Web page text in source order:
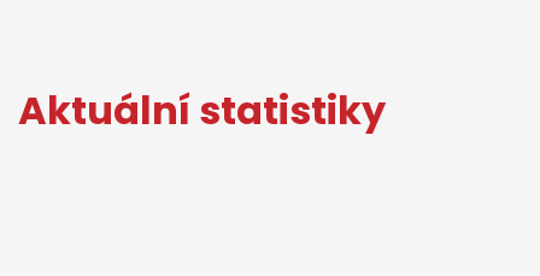
Aktuální statistiky